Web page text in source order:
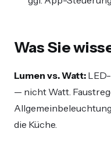
Was Sie
Lumen vs. Watt:
— nicht Watt.
die Küche.